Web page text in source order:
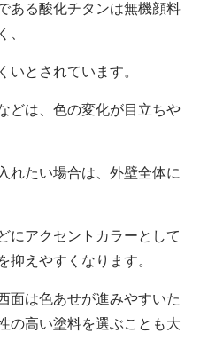
ある酸化チタンは無機顔料
、
いとされています。
どは、色の変化が目立ちや
れたい場合は、外壁全体に
にアクセントカラーとして
抑えやすくなります。
面は色あせが進みやすいた
の高い塗料を選ぶことも大